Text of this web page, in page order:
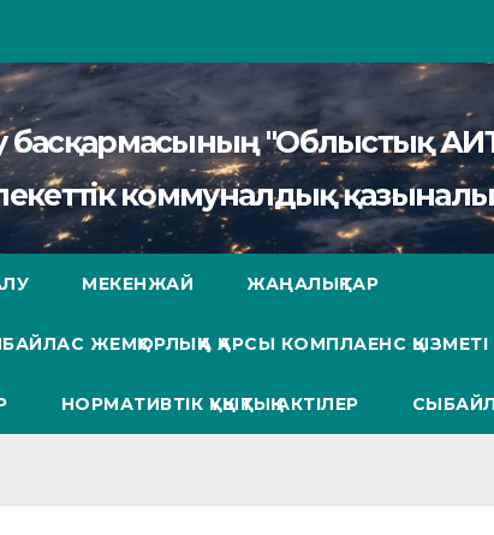
басқармасының "Облыстық
коммуналдық
МЕКЕНЖАЙ ЖАҢАЛЫҚТАР
ЖЕМҚОРЛЫҚҚА ҚАРСЫ КОМПЛАЕНС ҚЫЗМЕТІ
НОРМАТИВТІК ҚҰҚЫҚТЫҚ АКТІЛЕР